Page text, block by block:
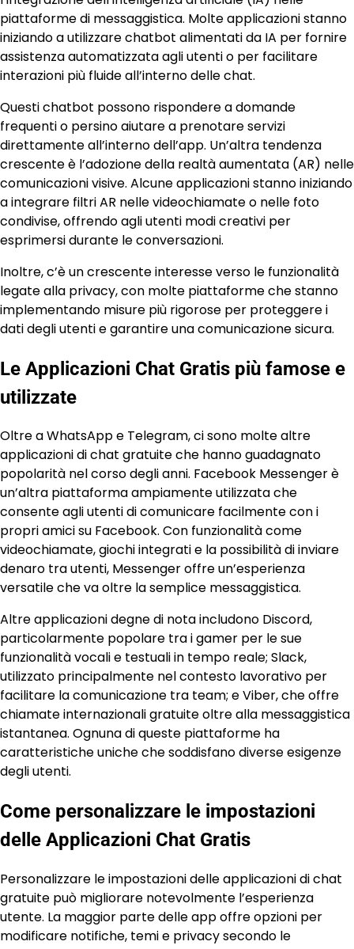
piattaforme di messaggistica. Molte applicazioni stanno
iniziando a utilizzare chatbot alimentati da IA per fornire
assistenza automatizzata agli utenti o per facilitare
interazioni più fluide all’interno delle chat.
Questi chatbot possono rispondere a domande
frequenti o persino aiutare a prenotare servizi
direttamente all’interno dell’app. Un’altra tendenza
crescente è l’adozione della realtà aumentata (AR) nelle
comunicazioni visive. Alcune applicazioni stanno iniziando
a integrare filtri AR nelle videochiamate o nelle foto
condivise, offrendo agli utenti modi creativi per
esprimersi durante le conversazioni.
Inoltre, c’è un crescente interesse verso le funzionalità
legate alla privacy, con molte piattaforme che stanno
implementando misure più rigorose per proteggere i
dati degli utenti e garantire una comunicazione sicura.
Le Applicazioni Chat Gratis più famose e
utilizzate
Oltre a WhatsApp e Telegram, ci sono molte altre
applicazioni di chat gratuite che hanno guadagnato
popolarità nel corso degli anni. Facebook Messenger è
un’altra piattaforma ampiamente utilizzata che
consente agli utenti di comunicare facilmente con i
propri amici su Facebook. Con funzionalità come
videochiamate, giochi integrati e la possibilità di inviare
denaro tra utenti, Messenger offre un’esperienza
versatile che va oltre la semplice messaggistica.
Altre applicazioni degne di nota includono Discord,
particolarmente popolare tra i gamer per le sue
funzionalità vocali e testuali in tempo reale; Slack,
utilizzato principalmente nel contesto lavorativo per
facilitare la comunicazione tra team; e Viber, che offre
chiamate internazionali gratuite oltre alla messaggistica
istantanea. Ognuna di queste piattaforme ha
caratteristiche uniche che soddisfano diverse esigenze
degli utenti.
Come personalizzare le impostazioni
delle Applicazioni Chat Gratis
Personalizzare le impostazioni delle applicazioni di chat
gratuite può migliorare notevolmente l’esperienza
utente. La maggior parte delle app offre opzioni per
modificare notifiche, temi e privacy secondo le